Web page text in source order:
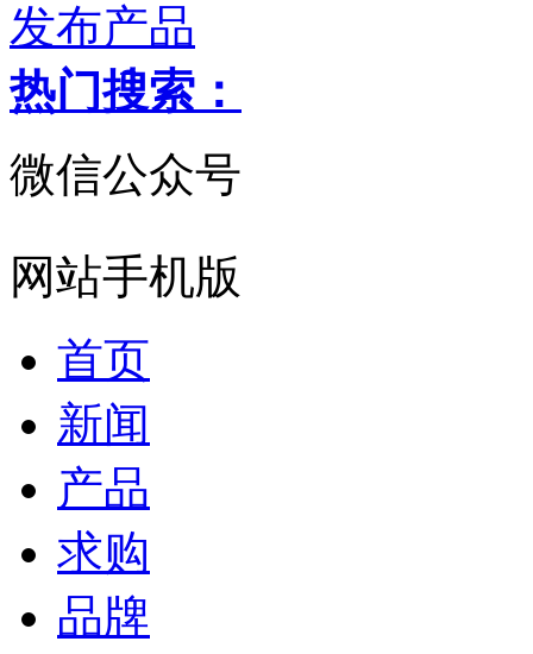
发布产品
热门搜索：
微信公众号
网站手机版
首页
新闻
产品
求购
品牌